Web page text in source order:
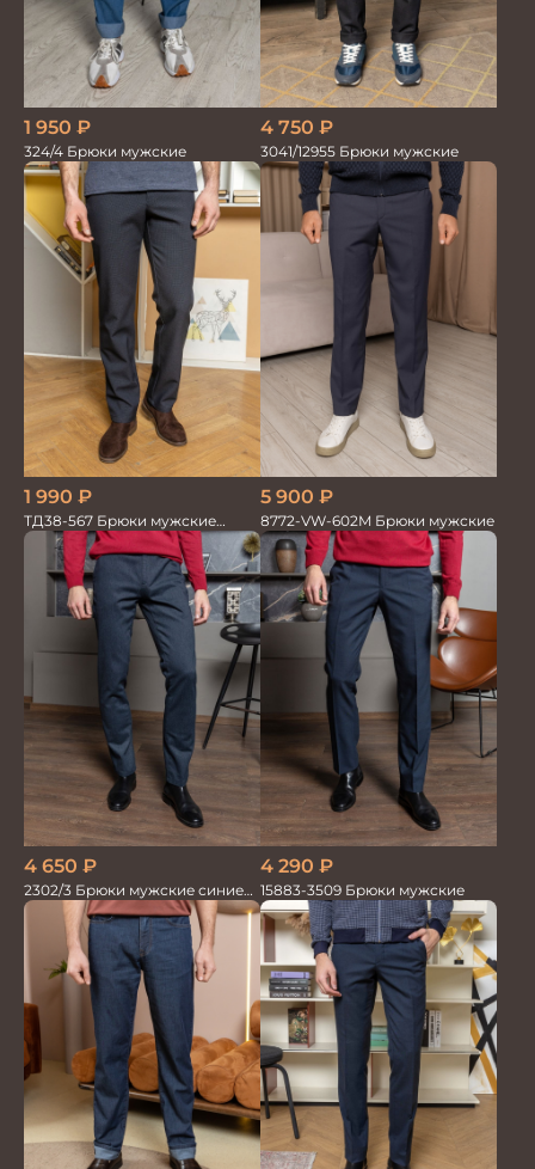
1 950 ₽
324/4 Брюки мужские
4 750 ₽
3041/12955 Брюки мужские
1 990 ₽
ТД38-567 Брюки мужские
трикотажные
5 900 ₽
8772-VW-602M Брюки мужские
4 650 ₽
2302/3 Брюки мужские синие
диагональ
4 290 ₽
15883-3509 Брюки мужские